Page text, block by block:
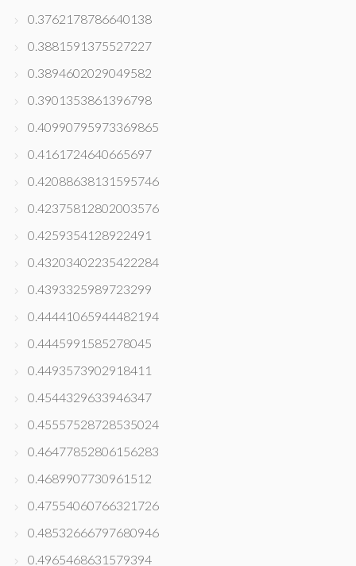
0.3762178786640138
0.3881591375527227
0.3894602029049582
0.3901353861396798
0.40990795973369865
0.4161724640665697
0.42088638131595746
0.42375812802003576
0.4259354128922491
0.43203402235422284
0.4393325989723299
0.44441065944482194
0.4445991585278045
0.4493573902918411
0.4544329633946347
0.45557528728535024
0.46477852806156283
0.4689907730961512
0.47554060766321726
0.48532666797680946
0.4965468631579394